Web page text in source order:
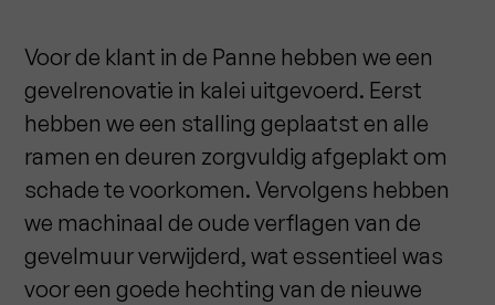
Voor de klant in de Panne hebben we een
gevelrenovatie in kalei uitgevoerd. Eerst
hebben we een stalling geplaatst en alle
ramen en deuren zorgvuldig afgeplakt om
schade te voorkomen. Vervolgens hebben
we machinaal de oude verflagen van de
gevelmuur verwijderd, wat essentieel was
voor een goede hechting van de nieuwe